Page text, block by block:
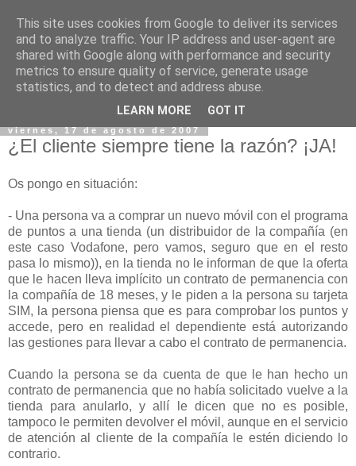
viernes, 17 de agosto de 2007
¿El cliente siempre tiene la razón? ¡JA!
Os pongo en situación:
- Una persona va a comprar un nuevo móvil con el programa
de puntos a una tienda (un distribuidor de la compañía (en
este caso Vodafone, pero vamos, seguro que en el resto
pasa lo mismo)), en la tienda no le informan de que la oferta
que le hacen lleva implícito un contrato de permanencia con
la compañía de 18 meses, y le piden a la persona su tarjeta
SIM, la persona piensa que es para comprobar los puntos y
accede, pero en realidad el dependiente está autorizando
las gestiones para llevar a cabo el contrato de permanencia.
Cuando la persona se da cuenta de que le han hecho un
contrato de permanencia que no había solicitado vuelve a la
tienda para anularlo, y allí le dicen que no es posible,
tampoco le permiten devolver el móvil, aunque en el servicio
de atención al cliente de la compañía le estén diciendo lo
contrario.
This site uses cookies from Google to deliver its services
and to analyze traffic. Your IP address and user-agent are
shared with Google along with performance and security
metrics to ensure quality of service, generate usage
statistics, and to detect and address abuse.
LEARN MORE GOT IT